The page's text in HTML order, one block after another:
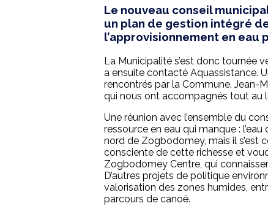
Le nouveau conseil
un plan de gestion intégré
l’approvisionnement en
La Municipalité s’est donc tournée
a ensuite contacté Aquassistance.
rencontrés par la Commune. Jean-
qui nous ont accompagnés tout au
Une réunion avec l’ensemble du
ressource en eau qui manque :
nord de Zogbodomey, mais il s’est
consciente de cette richesse et
Zogbodomey Centre, qui
D’autres projets de politique
valorisation des zones humides,
parcours de canoë.